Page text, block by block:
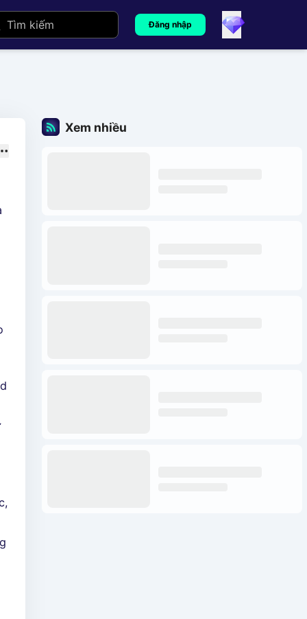
Đăng nhập
Xem nhiều